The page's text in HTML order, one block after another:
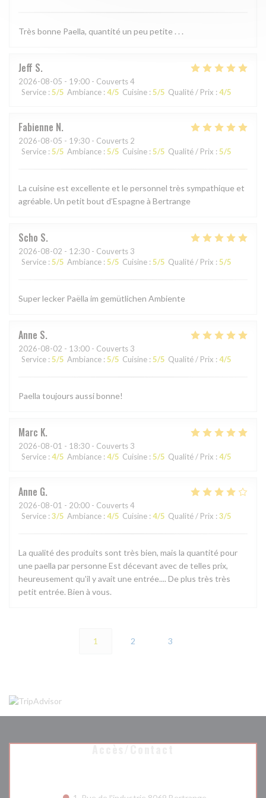
Très bonne Paella, quantité un peu petite . . .
Jeff S
2026-08-05 - 19:00 - Couverts 4
Service : 5/5 Ambiance : 4/5 Cuisine : 5/5 Qualité / Prix : 4/5
Fabienne N
2026-08-05 - 19:30 - Couverts 2
Service : 5/5 Ambiance : 5/5 Cuisine : 5/5 Qualité / Prix : 5/5
La cuisine est excellente et le personnel très sympathique et
agréable. Un petit bout d’Espagne à Bertrange
Scho S
2026-08-02 - 12:30 - Couverts 3
Service : 5/5 Ambiance : 5/5 Cuisine : 5/5 Qualité / Prix : 5/5
Super lecker Paëlla im gemütlichen Ambiente
Anne S
2026-08-02 - 13:00 - Couverts 3
Service : 5/5 Ambiance : 5/5 Cuisine : 5/5 Qualité / Prix : 4/5
Paella toujours aussi bonne!
Marc K
2026-08-01 - 18:30 - Couverts 3
Service : 4/5 Ambiance : 4/5 Cuisine : 5/5 Qualité / Prix : 4/5
Anne G
2026-08-01 - 20:00 - Couverts 4
Service : 3/5 Ambiance : 4/5 Cuisine : 4/5 Qualité / Prix : 3/5
La qualité des produits sont très bien, mais la quantité pour
une paella par personne Est décevant avec de telles prix,
heureusement qu'il y avait une entrée.... De plus très très
petit entrée. Bien à vous.
1 2 3
Accès/Contact